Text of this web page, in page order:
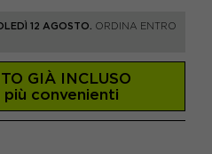
12 AGOSTO.
ORDINA ENTRO
GIÀ INCLUSO
più convenienti